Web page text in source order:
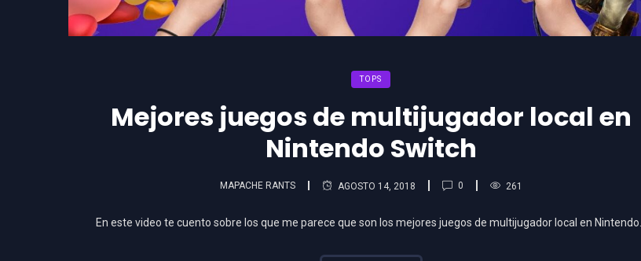
TOPS
Mejores juegos de multijugador local en
Nintendo Switch
MAPACHE RANTS AGOSTO 14, 2018 0 261
En este video te cuento sobre los que me parece que son los mejores juegos de multijugador local en Nintendo…